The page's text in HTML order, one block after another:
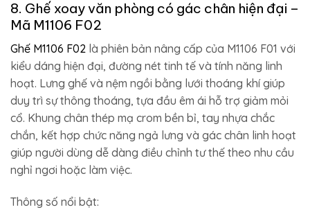
8. Ghế xoay văn phòng có gác chân hiện đại –
Mã M1106 F02
Ghế M1106 F02 là phiên bản nâng cấp của M1106 F01 với
kiểu dáng hiện đại, đường nét tinh tế và tính năng linh
hoạt. Lưng ghế và nệm ngồi bằng lưới thoáng khí giúp
duy trì sự thông thoáng, tựa đầu êm ái hỗ trợ giảm mỏi
cổ. Khung chân thép mạ crom bền bỉ, tay nhựa chắc
chắn, kết hợp chức năng ngả lưng và gác chân linh hoạt
giúp người dùng dễ dàng điều chỉnh tư thế theo nhu cầu
nghỉ ngơi hoặc làm việc.
Thông số nổi bật: